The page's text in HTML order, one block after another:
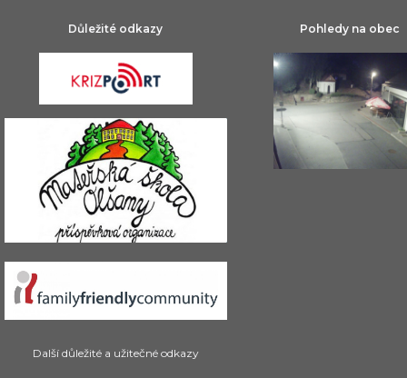
Důležité odkazy
Další důležité a užitečné odkazy
Pohledy na obec